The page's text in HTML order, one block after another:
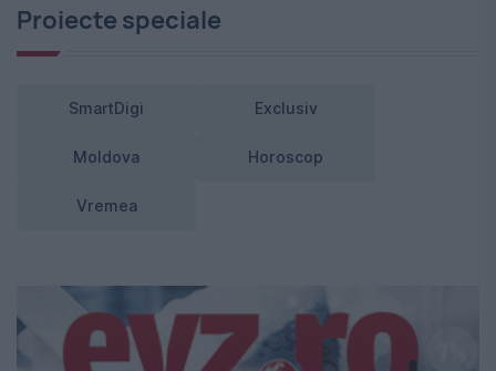
Proiecte speciale
SmartDigi Exclusiv
Moldova Horoscop
Vremea